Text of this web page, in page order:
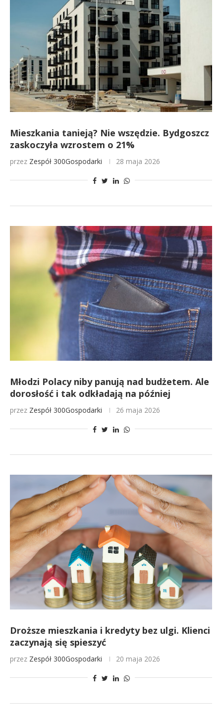
Mieszkania tanieją? Nie wszędzie. Bydgoszcz
zaskoczyła wzrostem o 21%
przez Zespół 300Gospodarki 28 maja 2026
Młodzi Polacy niby panują nad budżetem. Ale
dorosłość i tak odkładają na później
przez Zespół 300Gospodarki 26 maja 2026
Droższe mieszkania i kredyty bez ulgi. Klienci
zaczynają się spieszyć
przez Zespół 300Gospodarki 20 maja 2026